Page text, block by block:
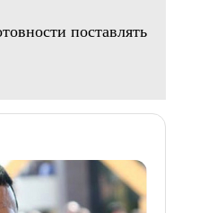
поставлять